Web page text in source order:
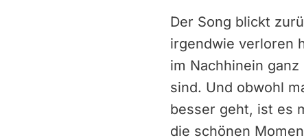
Der Song blickt
irgendwie verloren
im Nachhinein
sind. Und obwohl
besser geht, ist es
die schönen